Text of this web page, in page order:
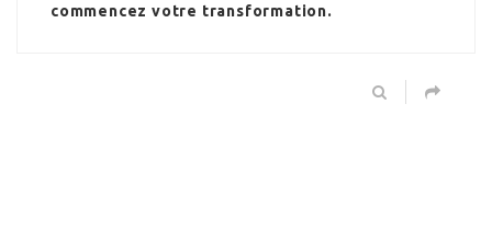
commencez votre transformation.